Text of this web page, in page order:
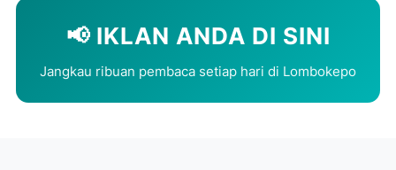
📢 IKLAN ANDA DI SINI
Jangkau ribuan pembaca setiap hari di Lombokepo